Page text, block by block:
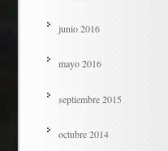
junio 2016
mayo 2016
septiembre 2015
octubre 2014